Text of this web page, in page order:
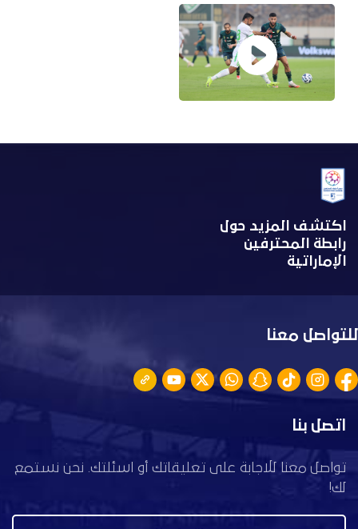
اكتشف المزيد حول
رابطة المحترفين
الإماراتية
للتواصل معنا
اتصل بنا
تواصل معنا للاجابة على تعليقاتك أو اسئلتك. نحن نستمع
لك!